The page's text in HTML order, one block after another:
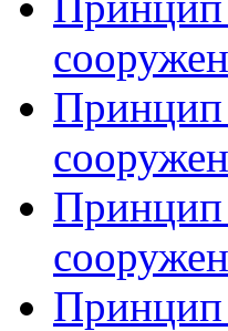
Принцип
Принцип
Принцип